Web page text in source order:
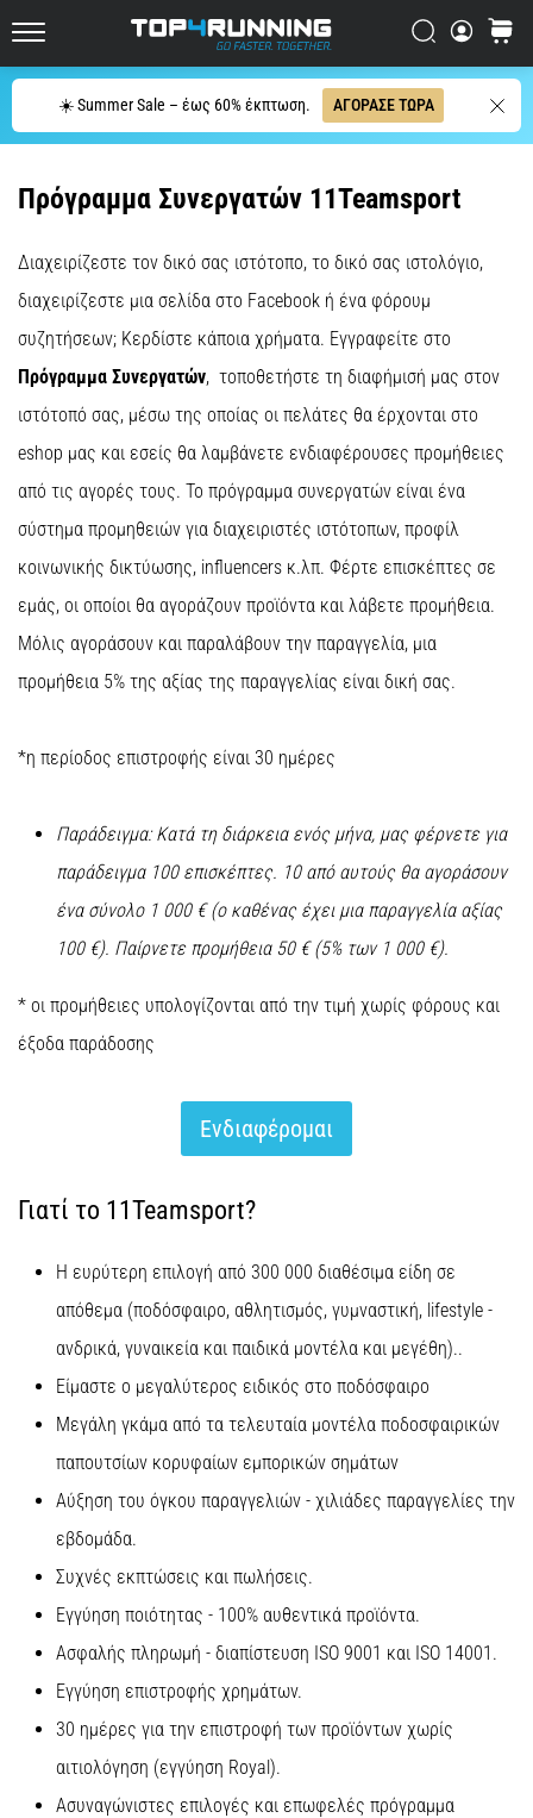
☀️ Summer Sale – έως 60% έκπτωση. ΑΓΟΡΑΣΕ ΤΩΡΑ
Αναζήτηση
καλάθι
Αναζήτηση
μεγαλύτερη
προστασία;
Ανακαλύψτε
παπούτσια
•
πιο
συχνές
αιτίες
στο
γόνατο
κατά
διάρκεια
και
μετά
τρέξιμο
πόνος
θα
επηρεάσει
δρομέα
τουλάχιστον
φορά
στη
ζωή
είτε
5. 8. 2026
26 λεπτά ανάγνωσης
Πελματιαία
Απονευρωσίτιδα:
Αίτια
και
Αντιμετώπιση
Αντιμετωπίζετε
πόνο
στη
κατά
τη
μετά
Πρόγραμμα Συνεργατών 11Teamsport
Διαχειρίζεστε τον δικό σας ιστότοπο, το δικό σας ιστολόγιο,
διαχειρίζεστε μια σελίδα στο Facebook ή ένα φόρουμ
συζητήσεων; Κερδίστε κάποια χρήματα. Εγγραφείτε στο
Πρόγραμμα Συνεργατών, τοποθετήστε τη διαφήμισή μας στον
ιστότοπό σας, μέσω της οποίας οι πελάτες θα έρχονται στο
eshop μας και εσείς θα λαμβάνετε ενδιαφέρουσες προμήθειες
από τις αγορές τους. Το πρόγραμμα συνεργατών είναι ένα
σύστημα προμηθειών για διαχειριστές ιστότοπων, προφίλ
κοινωνικής δικτύωσης, influencers κ.λπ. Φέρτε επισκέπτες σε
εμάς, οι οποίοι θα αγοράζουν προϊόντα και λάβετε προμήθεια.
Μόλις αγοράσουν και παραλάβουν την παραγγελία, μια
προμήθεια 5% της αξίας της παραγγελίας είναι δική σας.
*η περίοδος επιστροφής είναι 30 ημέρες
Παράδειγμα: Κατά τη διάρκεια ενός μήνα, μας φέρνετε για
παράδειγμα 100 επισκέπτες. 10 από αυτούς θα αγοράσουν
ένα σύνολο 1 000 € (ο καθένας έχει μια παραγγελία αξίας
100 €). Παίρνετε προμήθεια 50 € (5% των 1 000 €).
* οι προμήθειες υπολογίζονται από την τιμή χωρίς φόρους και
έξοδα παράδοσης
Eνδιαφέρομαι
Γιατί το 11Teamsport?
Η ευρύτερη επιλογή από 300 000 διαθέσιμα είδη σε
απόθεμα (ποδόσφαιρο, αθλητισμός, γυμναστική, lifestyle -
ανδρικά, γυναικεία και παιδικά μοντέλα και μεγέθη)..
Είμαστε ο μεγαλύτερος ειδικός στο ποδόσφαιρο
Μεγάλη γκάμα από τα τελευταία μοντέλα ποδοσφαιρικών
παπουτσίων κορυφαίων εμπορικών σημάτων
Αύξηση του όγκου παραγγελιών - χιλιάδες παραγγελίες την
εβδομάδα.
Συχνές εκπτώσεις και πωλήσεις.
Εγγύηση ποιότητας - 100% αυθεντικά προϊόντα.
Ασφαλής πληρωμή - διαπίστευση ISO 9001 και ISO 14001.
Εγγύηση επιστροφής χρημάτων.
30 ημέρες για την επιστροφή των προϊόντων χωρίς
αιτιολόγηση (εγγύηση Royal).
Ασυναγώνιστες επιλογές και επωφελές πρόγραμμα